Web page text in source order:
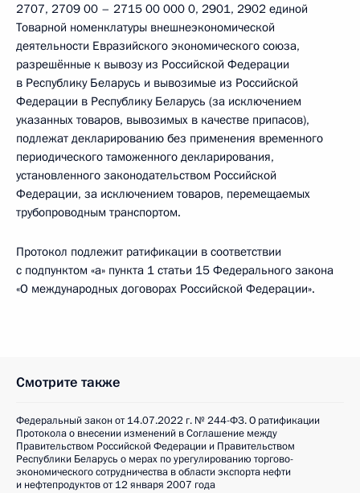
2707, 2709 00 – 2715 00 000 0, 2901, 2902 единой
Товарной номенклатуры внешнеэкономической
деятельности Евразийского экономического союза,
разрешённые к вывозу из Российской Федерации
в Республику Беларусь и вывозимые из Российской
Федерации в Республику Беларусь (за исключением
указанных товаров, вывозимых в качестве припасов),
подлежат декларированию без применения временного
периодического таможенного декларирования,
установленного законодательством Российской
Федерации, за исключением товаров, перемещаемых
трубопроводным транспортом.
Протокол подлежит ратификации в соответствии
с подпунктом «а» пункта 1 статьи 15 Федерального закона
«О международных договорах Российской Федерации».
Смотрите также
Федеральный закон от 14.07.2022 г. № 244-ФЗ. О ратификации
Протокола о внесении изменений в Соглашение между
Правительством Российской Федерации и Правительством
Республики Беларусь о мерах по урегулированию торгово-
экономического сотрудничества в области экспорта нефти
и нефтепродуктов от 12 января 2007 года